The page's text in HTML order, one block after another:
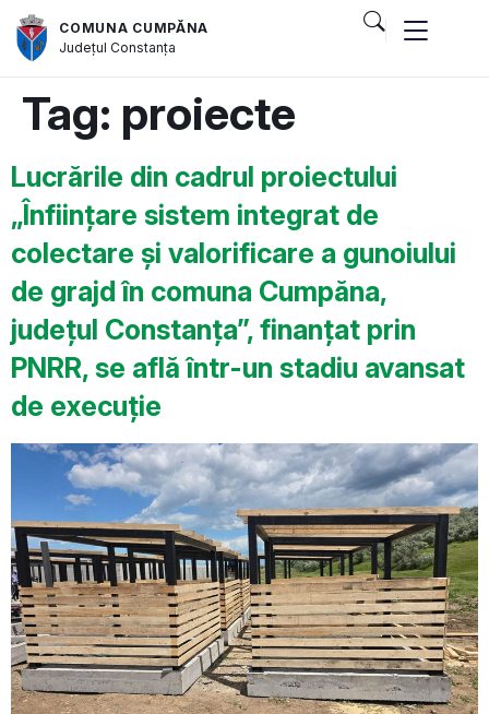
COMUNA CUMPĂNA
JudețulConstanța
Tag: proiecte
Lucrările din cadrul proiectului
„Înființare sistem integrat de
colectare și valorificare a gunoiului
de grajd în comuna Cumpăna,
județul Constanța”, finanțat prin
PNRR, se află într-un stadiu avansat
de execuție